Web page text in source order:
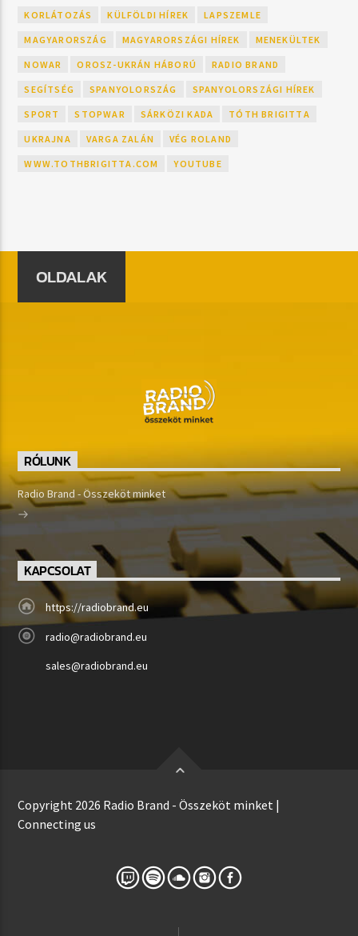
KORLÁTOZÁS KÜLFÖLDI HÍREK LAPSZEMLE
MAGYARORSZÁG MAGYARORSZÁGI HÍREK MENEKÜLTEK
NOWAR OROSZ-UKRÁN HÁBORÚ RADIO BRAND
SEGÍTSÉG SPANYOLORSZÁG SPANYOLORSZÁGI HÍREK
SPORT STOPWAR SÁRKÖZI KADA TÓTH BRIGITTA
UKRAJNA VARGA ZALÁN VÉG ROLAND
WWW.TOTHBRIGITTA.COM YOUTUBE
OLDALAK
RÓLUNK
Radio Brand - Összeköt minket
KAPCSOLAT
https://radiobrand.eu
radio@radiobrand.eu
sales@radiobrand.eu
Copyright 2026 Radio Brand - Összeköt minket |
Connecting us